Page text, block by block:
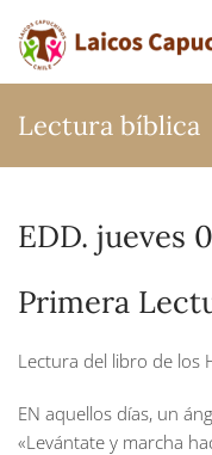
Ir al contenido
Lectura bíblica
EDD. jueves
Primera
Lectura del libro de los
EN aquellos días, un
«Levántate y marcha